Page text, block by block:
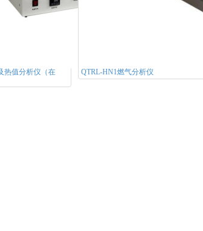
热值分析仪（在
QTRL-HN1燃气分析仪